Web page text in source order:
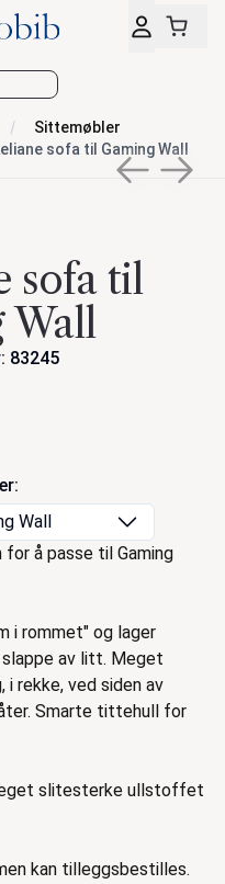
Sittemøbler
sofa til Gaming Wall
Previous
Next
sofa til
Wall
83245
Wall
å passe til Gaming
i rommet" og lager
av litt. Meget
i rekke, ved siden av
Smarte tittehull for
slitesterke ullstoffet
kan tilleggsbestilles.